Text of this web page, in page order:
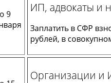
9
ИП, адвокаты и
Заплатить в СФР
рублей, в
Организации и